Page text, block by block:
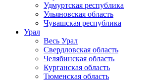
Удмуртская республика
Ульяновская область
Чувашская республика
Урал
Весь Урал
Свердловская область
Челябинская область
Курганская область
Тюменская область